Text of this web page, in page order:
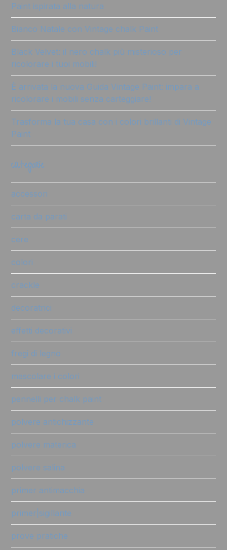
Paint ispirata alla natura
Bianco Natale con Vintage chalk Paint
Black Velvet: il nero chalk più misterioso per
ricolorare i tuoi mobili!
È arrivata la nuova Guida Vintage Paint: impara a
ricolorare i mobili senza carteggiare!
Trasforma la tua casa con i colori brillanti di Vintage
Paint
categorie
accessori
carta da parati
cere
colori
crackle
decoratrici
effetti decorativi
fregi di legno
mescolare i colori
pennelli per chalk paint
polvere antichizzante
polvere materica
polvere salina
primer antimacchia
primer|sigillante
prove pratiche